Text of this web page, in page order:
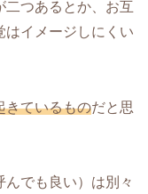
二つあるとか、お互
はイメージしにくい
きているものだと思
でも良い）は別々